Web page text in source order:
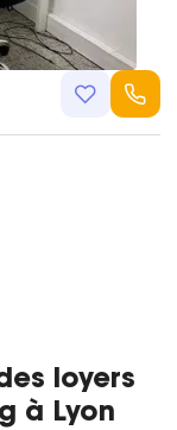
loyers
à Lyon